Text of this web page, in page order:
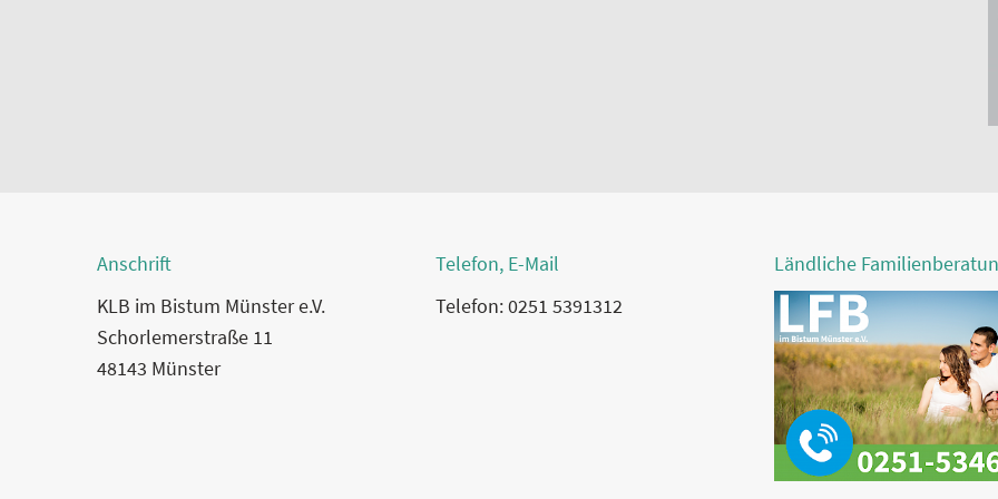
Anschrift
KLB im Bistum Münster e.V.
Schorlemerstraße 11
48143 Münster
Telefon, E-Mail
Telefon: 0251 5391312
Ländliche